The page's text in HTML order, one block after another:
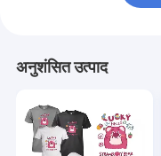
अनुशंसित उत्पाद